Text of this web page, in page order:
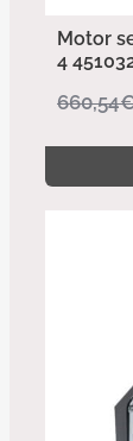
Motor
4
660,54